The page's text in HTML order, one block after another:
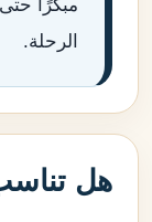
مبكرًا
الرحلة.
هل